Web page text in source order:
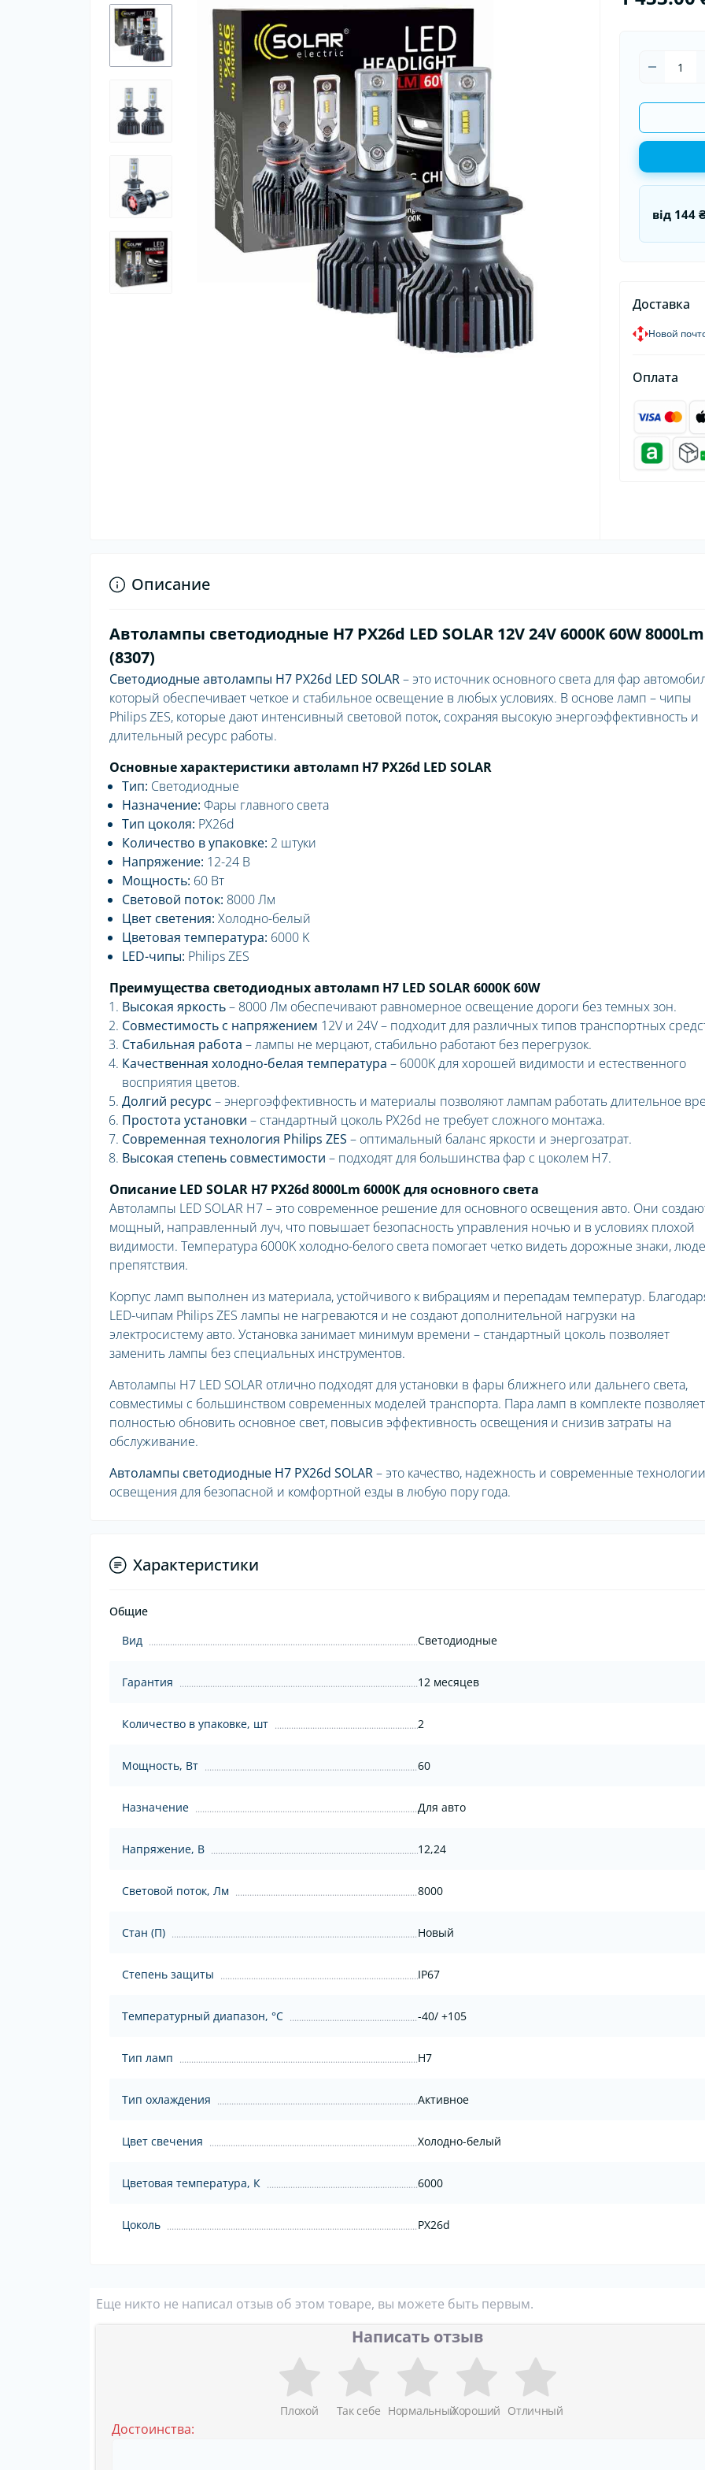
Ароматизаторы в машину
Ароматизаторы для дома и
офиса
від 144
Доставка
Новой
Оплата
Описание
Автолампы светодиодные H7 PX26d LED SOLAR 12V 24V 6000K 60W 8000Lm
(8307)
Светодиодные автолампы H7 PX26d LED SOLAR– это источник основного света для фар
который обеспечивает четкое и стабильное освещение в любых условиях. В основе ламп – чипы
Philips ZES, которые дают интенсивный световой поток, сохраняя высокую энергоэффективность и
длительный ресурс работы.
Основные характеристики автоламп H7 PX26d LED SOLAR
Тип: Светодиодные
Назначение: Фары главного света
Тип цоколя: PX26d
Количество в упаковке: 2 штуки
Напряжение: 12-24 В
Мощность: 60 Вт
Световой поток: 8000 Лм
Цвет светения: Холодно-белый
Цветовая температура: 6000 K
LED-чипы: Philips ZES
Преимущества светодиодных автоламп H7 LED SOLAR 6000K 60W
Высокая яркость– 8000 Лм обеспечивают равномерное освещение дороги без темных зон.
Совместимость с напряжением 12V и 24V – подходит для различных типов транспортных
Стабильная работа – лампы не мерцают, стабильно работают без перегрузок.
Качественная холодно-белая температура – 6000K для хорошей видимости и естественного
восприятия цветов.
Долгий ресурс – энергоэффективность и материалы позволяют лампам работать длительное
Простота установки – стандартный цоколь PX26d не требует сложного монтажа.
Современная технология Philips ZES – оптимальный баланс яркости и энергозатрат.
Высокая степень совместимости – подходят для большинства фар с цоколем H7.
Описание LED SOLAR H7 PX26d 8000Lm 6000K для основного света
Автолампы LED SOLAR H7 – это современное решение для основного освещения авто. Они
мощный, направленный луч, что повышает безопасность управления ночью и в условиях плохой
видимости. Температура 6000K холодно-белого света помогает четко видеть дорожные знаки,
препятствия.
Корпус ламп выполнен из материала, устойчивого к вибрациям и перепадам температур.
LED-чипам Philips ZES лампы не нагреваются и не создают дополнительной нагрузки на
электросистему авто. Установка занимает минимум времени – стандартный цоколь позволяет
заменить лампы без специальных инструментов.
Автолампы H7 LED SOLAR отлично подходят для установки в фары ближнего или дальнего света,
совместимы с большинством современных моделей транспорта. Пара ламп в комплекте позволяет
полностью обновить основное свет, повысив эффективность освещения и снизив затраты на
обслуживание.
Автолампы светодиодные H7 PX26d SOLAR– это качество, надежность и современные технологии
освещения для безопасной и комфортной езды в любую пору года.
Характеристики
Общие
Вид
Светодиодные
Гарантия 12 месяцев
Количество в упаковке, шт 2
Мощность, Вт 60
Назначение Для авто
Напряжение, В 12,24
Световой поток, Лм 8000
Стан (П) Новый
Степень защиты IP67
Температурный диапазон, °C -40/ +105
Тип ламп H7
Тип охлаждения Активное
Цвет свечения Холодно-белый
Цветовая температура, К 6000
Цоколь PX26d
Еще никто не написал отзыв об этом товаре, вы можете быть первым.
Написать отзыв
Плохой Так себе НормальныйХороший Отличный
Достоинства: